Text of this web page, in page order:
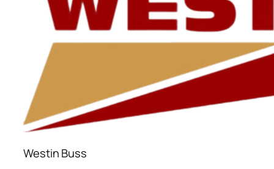
Westin Buss